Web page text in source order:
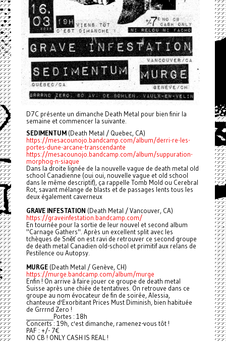
D7C présente un dimanche Death Metal pour bien finir la
semaine et commencer la suivante.
SEDIMENTUM(Death Metal / Quebec, CA)
https://mesacounojo.bandcamp.com/album/derri-re-les-
portes-dune-arcane-transcendante
https://mesacounojo.bandcamp.com/album/suppuration-
morphog-n-siaque
Dans la droite lignée de la nouvelle vague de death metal old
school Canadienne (oui oui, nouvelle vague et old school
dans le même descriptif), ça rappelle Tomb Mold ou Cerebral
Rot, savant mélange de blasts et de passages lents tous les
deux également caverneux
GRAVE INFESTATION (Death Metal / Vancouver, CA)
https://graveinfestation.bandcamp.com/
En tournée pour la sortie de leur nouvel et second album
"Carnage Gathers". Après un excellent split avec les
tchèques de Sněť on est ravi de retrouver ce second groupe
de death metal Canadien old-school et primitif aux relans de
Pestilence ou Autopsy.
MURGE(Death Metal / Genève, CH)
https://murge.bandcamp.com/album/murge
Enfin ! On arrive à faire jouer ce groupe de death metal
Suisse après une chiée de tentatives. On retrouve dans ce
groupe au nom évocateur de fin de soirée, Alessia,
chanteuse d'Exorbitant Prices Must Diminish, bien habituée
de Grrrnd Zero !
_________Portes : 18h
Concerts : 19h, c'est dimanche, ramenez-vous tôt !
PAF : +/- 7€
NO CB ! ONLY CASH IS REAL !